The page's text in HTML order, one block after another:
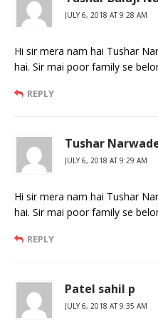
JULY 6, 2018 AT 9:28 AM
Hi sir mera nam hai Tushar
hai. Sir mai poor family se
REPLY
Tushar
JULY 6, 2018 AT 9:29 AM
Hi sir mera nam hai Tushar
hai. Sir mai poor family se
REPLY
Patel sahil p
JULY 6, 2018 AT 9:35 AM